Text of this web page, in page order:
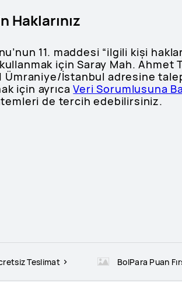
Haklarınız
11. maddesi “ilgili kişi
kullanmak için Saray Mah.
Ümraniye/İstanbul adresine
için ayrıcaVeri Sorumlusuna
de tercih edebilirsiniz.
Teslimat BolPara Puan